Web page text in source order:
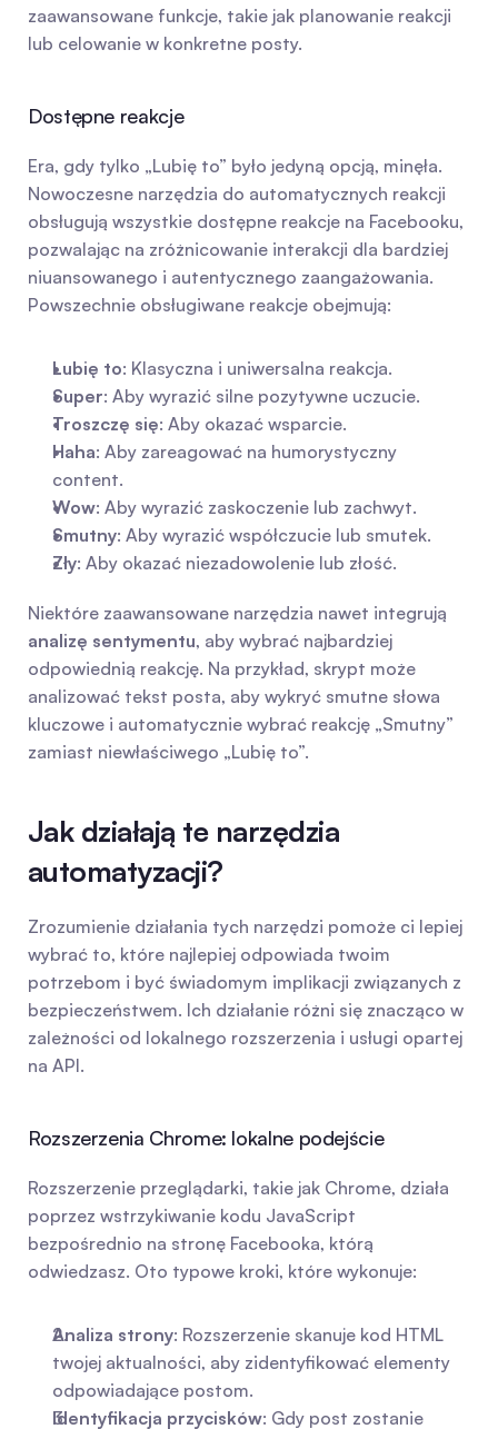
zaawansowane funkcje, takie jak planowanie reakcji
lub celowanie w konkretne posty.
Dostępne reakcje
Era, gdy tylko „Lubię to” było jedyną opcją, minęła.
Nowoczesne narzędzia do automatycznych reakcji
obsługują wszystkie dostępne reakcje na Facebooku,
pozwalając na zróżnicowanie interakcji dla bardziej
niuansowanego i autentycznego zaangażowania.
Powszechnie obsługiwane reakcje obejmują:
Lubię to: Klasyczna i uniwersalna reakcja.
Super: Aby wyrazić silne pozytywne uczucie.
Troszczę się: Aby okazać wsparcie.
Haha: Aby zareagować na humorystyczny
content.
Wow: Aby wyrazić zaskoczenie lub zachwyt.
Smutny: Aby wyrazić współczucie lub smutek.
Zły: Aby okazać niezadowolenie lub złość.
analizę sentymentu, aby wybrać najbardziej
odpowiednią reakcję. Na przykład, skrypt może
analizować tekst posta, aby wykryć smutne słowa
kluczowe i automatycznie wybrać reakcję „Smutny”
zamiast niewłaściwego „Lubię to”.
Jak działają te narzędzia
automatyzacji?
Zrozumienie działania tych narzędzi pomoże ci lepiej
wybrać to, które najlepiej odpowiada twoim
potrzebom i być świadomym implikacji związanych z
bezpieczeństwem. Ich działanie różni się znacząco w
zależności od lokalnego rozszerzenia i usługi opartej
na API.
Rozszerzenia Chrome: lokalne podejście
Rozszerzenie przeglądarki, takie jak Chrome, działa
poprzez wstrzykiwanie kodu JavaScript
bezpośrednio na stronę Facebooka, którą
odwiedzasz. Oto typowe kroki, które wykonuje:
Analiza strony: Rozszerzenie skanuje kod HTML
twojej aktualności, aby zidentyfikować elementy
odpowiadające postom.
Identyfikacja przycisków: Gdy post zostanie